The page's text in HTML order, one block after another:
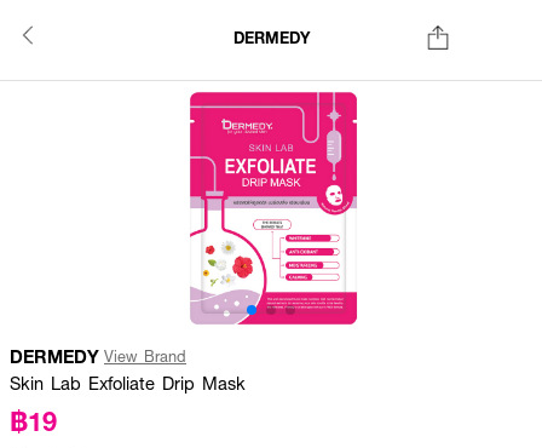
DERMEDY
DERMEDY View Brand
Skin Lab Exfoliate Drip Mask
฿19